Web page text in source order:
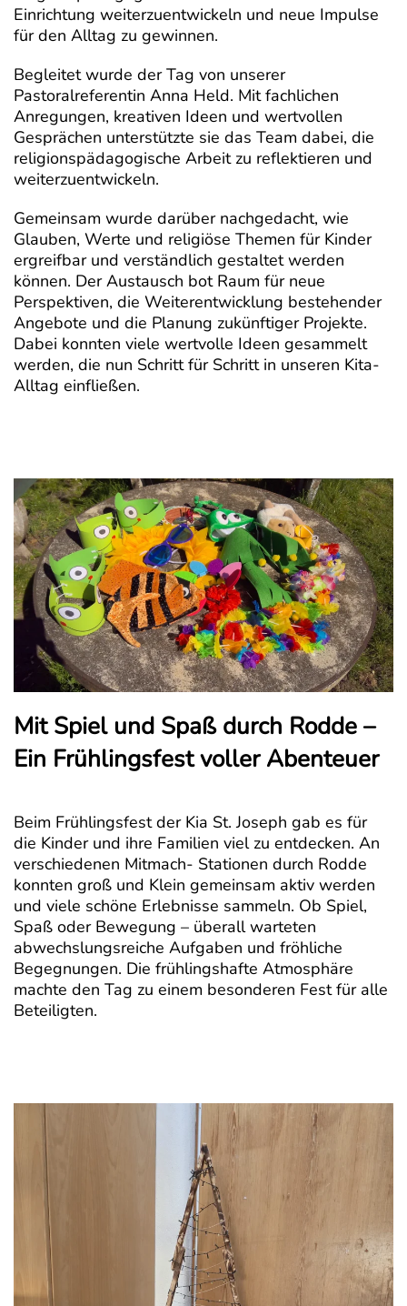
Einrichtung weiterzuentwickeln und neue Impulse
für den Alltag zu gewinnen.
Begleitet wurde der Tag von unserer
Pastoralreferentin Anna Held. Mit fachlichen
Anregungen, kreativen Ideen und wertvollen
Gesprächen unterstützte sie das Team dabei, die
religionspädagogische Arbeit zu reflektieren und
weiterzuentwickeln.
Gemeinsam wurde darüber nachgedacht, wie
Glauben, Werte und religiöse Themen für Kinder
ergreifbar und verständlich gestaltet werden
können. Der Austausch bot Raum für neue
Perspektiven, die Weiterentwicklung bestehender
Angebote und die Planung zukünftiger Projekte.
Dabei konnten viele wertvolle Ideen gesammelt
werden, die nun Schritt für Schritt in unseren Kita-
Alltag einfließen.
Mit Spiel und Spaß durch Rodde –
Ein Frühlingsfest voller Abenteuer
Beim Frühlingsfest der Kia St. Joseph gab es für
die Kinder und ihre Familien viel zu entdecken. An
verschiedenen Mitmach- Stationen durch Rodde
konnten groß und Klein gemeinsam aktiv werden
und viele schöne Erlebnisse sammeln. Ob Spiel,
Spaß oder Bewegung – überall warteten
abwechslungsreiche Aufgaben und fröhliche
Begegnungen. Die frühlingshafte Atmosphäre
machte den Tag zu einem besonderen Fest für alle
Beteiligten.